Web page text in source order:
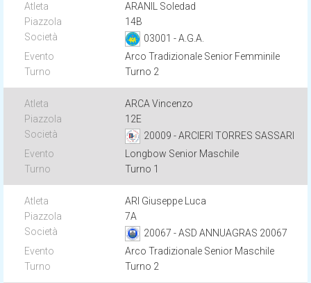
ARANIL Soledad
14B
03001 - A.G.A.
Arco Tradizionale Senior Femminile
Turno 2
ARCA Vincenzo
12E
20009 - ARCIERI TORRES SASSARI
Longbow Senior Maschile
Turno 1
ARI Giuseppe Luca
7A
20067 - ASD ANNUAGRAS 20067
Arco Tradizionale Senior Maschile
Turno 2